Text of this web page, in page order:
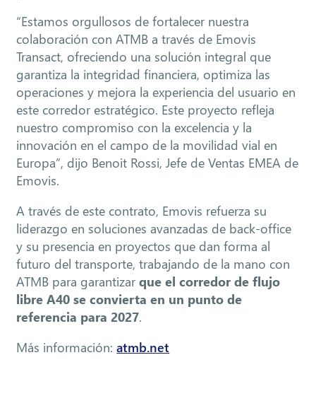
“Estamos orgullosos de fortalecer nuestra
colaboración con ATMB a través de Emovis
Transact, ofreciendo una solución integral que
garantiza la integridad financiera, optimiza las
operaciones y mejora la experiencia del usuario en
este corredor estratégico. Este proyecto refleja
nuestro compromiso con la excelencia y la
innovación en el campo de la movilidad vial en
Europa”, dijo Benoit Rossi, Jefe de Ventas EMEA de
Emovis.
A través de este contrato, Emovis refuerza su
liderazgo en soluciones avanzadas de back-office
y su presencia en proyectos que dan forma al
futuro del transporte, trabajando de la mano con
ATMB para garantizarque el corredor de flujo
libre A40 se convierta en un punto de
referencia para 2027.
Más información:atmb.net